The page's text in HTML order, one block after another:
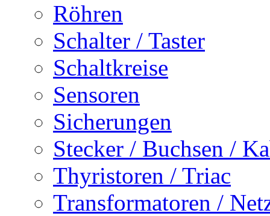
Röhren
Schalter / Taster
Schaltkreise
Sensoren
Sicherungen
Stecker / Buchsen /
Thyristoren / Triac
Transformatoren /